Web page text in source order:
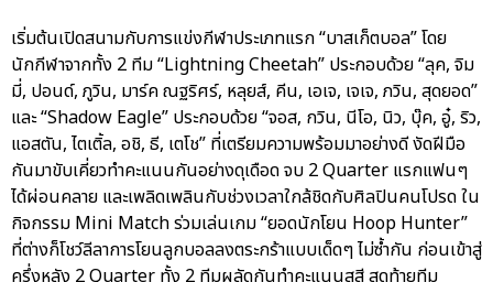
เริ่มต้นเปิดสนามกับการแข่งกีฬาประเภทแรก “บาสเก็ตบอล” โดย
นักกีฬาจากทั้ง 2 ทีม “Lightning Cheetah” ประกอบด้วย “ลุค, จิม
มี่, ปอนด์, ภูวิน, มาร์ค ณฐริศร์, หลุยส์, คีน, เอเจ, เจเจ, ภวิน, สุดยอด”
และ “Shadow Eagle” ประกอบด้วย “จอส, กวิน, นีโอ, นิว, บุ๊ค, อู๋, ริว,
แอสตัน, ไตเติ้ล, อชิ, ธี, เตโช” ที่เตรียมความพร้อมมาอย่างดี งัดฝีมือ
กันมาขับเคี่ยวทำคะแนนกันอย่างดุเดือด จบ 2 Quarter แรกแฟนๆ
ได้ผ่อนคลาย และเพลิดเพลินกับช่วงเวลาใกล้ชิดกับศิลปินคนโปรด ใน
กิจกรรม Mini Match ร่วมเล่นเกม “ยอดนักโยน Hoop Hunter”
ที่ต่างก็โชว์ลีลาการโยนลูกบอลลงตระกร้าแบบเด็ดๆ ไม่ซ้ำกัน ก่อนเข้าสู่
ครึ่งหลัง 2 Quarter ทั้ง 2 ทีมผลัดกันทำคะแนนสูสี สุดท้ายทีม